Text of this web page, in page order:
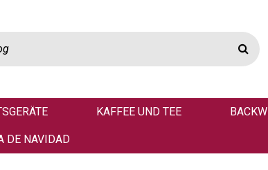
KAFFEE UND TEE
DE NAVIDAD